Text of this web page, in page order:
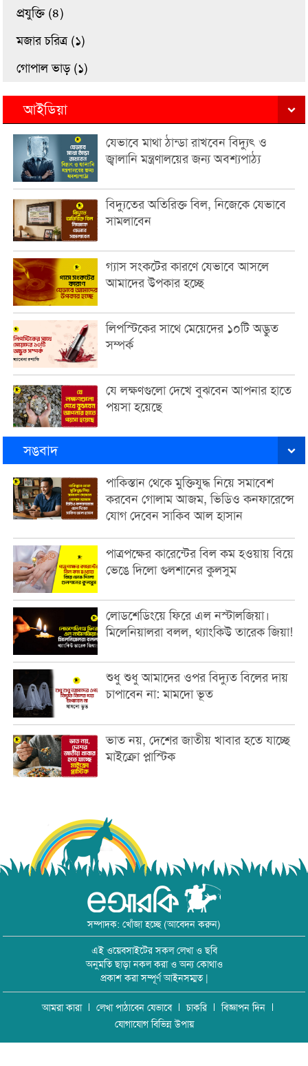
প্রযুক্তি (৪)
মজার চরিত্র (১)
গোপাল ভাড় (১)
আইডিয়া
যেভাবে মাথা ঠান্ডা রাখবেন বিদ্যুৎ ও
জ্বালানি মন্ত্রণালয়ের জন্য অবশ্যপাঠ্য
বিদ্যুতের অতিরিক্ত বিল, নিজেকে যেভাবে
সামলাবেন
গ্যাস সংকটের কারণে যেভাবে আসলে
আমাদের উপকার হচ্ছে
লিপস্টিকের সাথে মেয়েদের ১০টি অদ্ভুত
সম্পর্ক
যে লক্ষণগুলো দেখে বুঝবেন আপনার হাতে
পয়সা হয়েছে
সঙবাদ
পাকিস্তান থেকে মুক্তিযুদ্ধ নিয়ে সমাবেশ
করবেন গোলাম আজম, ভিডিও কনফারেন্সে
যোগ দেবেন সাকিব আল হাসান
পাত্রপক্ষের কারেন্টের বিল কম হওয়ায় বিয়ে
ভেঙে দিলো গুলশানের কুলসুম
লোডশেডিংয়ে ফিরে এল নস্টালজিয়া।
মিলেনিয়ালরা বলল, থ্যাংকিউ তারেক জিয়া!
শুধু শুধু আমাদের ওপর বিদ্যুত বিলের দায়
চাপাবেন না: মামদো ভূত
ভাত নয়, দেশের জাতীয় খাবার হতে যাচ্ছে
মাইক্রো প্লাস্টিক
সম্পাদক: খোঁজা হচ্ছে (আবেদন করুন)
এই ওয়েবসাইটের সকল লেখা ও ছবি
অনুমতি ছাড়া নকল করা ও অন্য কোথাও
প্রকাশ করা সম্পূর্ণ আইনসম্মত |
আমরা কারা লেখা পাঠাবেন যেভাবে চাকরি
বিজ্ঞাপন দিন
যোগাযোগ বিভিন্ন উপায়